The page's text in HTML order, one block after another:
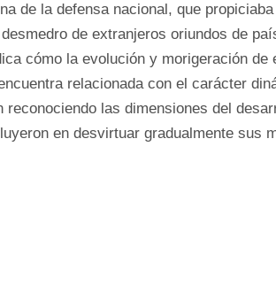
de la defensa nacional, que
de extranjeros oriundos de
cómo la evolución y morigeración
relacionada con el carácter
reconociendo las dimensiones del
en desvirtuar gradualmente sus